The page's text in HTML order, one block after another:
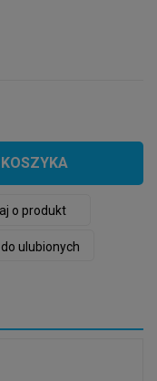
o produkt
do ulubionych